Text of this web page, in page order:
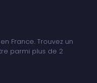
France. Trouvez un
parmi plus de 2